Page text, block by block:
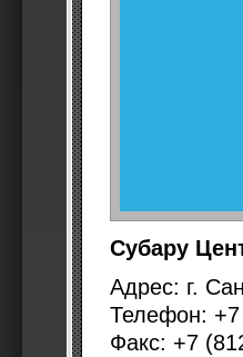
Субару
Адрес: г.
Телефон:
Факс: +7